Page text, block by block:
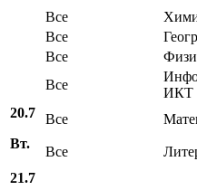
Все
Все
Все
Все
ИКТ
20.7
Вт.
Все
Все
21.7